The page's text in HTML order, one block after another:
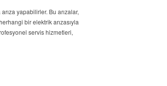
yapabilirler. Bu arızalar,
bir elektrik arızasıyla
servis hizmetleri,